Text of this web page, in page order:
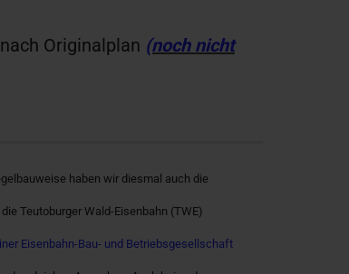
Originalplan (noch nicht
haben wir diesmal auch die
Teutoburger Wald-Eisenbahn (TWE)
Eisenbahn-Bau- und Betriebsgesellschaft